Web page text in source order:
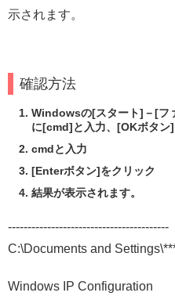
示されます。
確認方法
Windowsの[スタート]－[フ
に[cmd]と入力、[OKボタン]
cmdと入力
[Enterボタン]をクリック
結果が表示されます。
-----------------------------------------
C:\Documents and
Windows IP Configuration